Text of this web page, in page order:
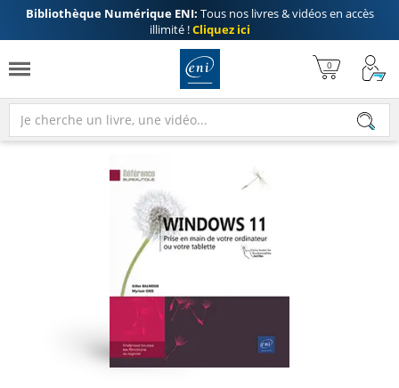
Bibliothèque Numérique ENI: Tous nos livres & vidéos en accès
illimité !Cliquez ici